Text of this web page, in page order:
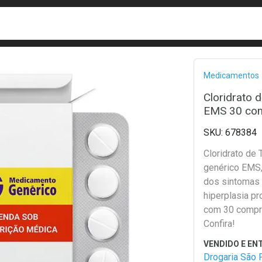
Medicamentos
Cloridrato
EMS 30
678384
Cloridrato de
genérico
dos sintomas
hiperplasia
com 30
Confira!
Drogaria São